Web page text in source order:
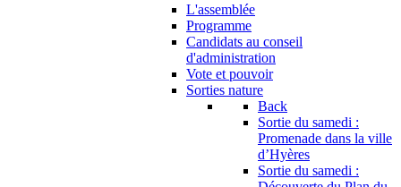
L'assemblée
Programme
Candidats au conseil
d'administration
Vote et pouvoir
Sorties nature
Back
Sortie du samedi :
Promenade dans la ville
d’Hyères
Sortie du samedi :